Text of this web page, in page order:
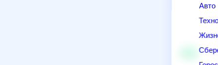
Авто